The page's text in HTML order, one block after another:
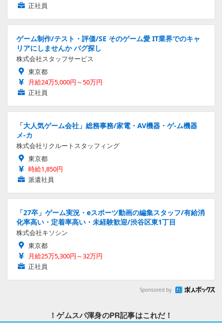
正社員
ゲーム制作/テスト・評価/SE そのゲーム愛 IT業界でのキャ
リアにしませんか バグ探し
株式会社スタッフサービス
東京都
月給24万5,000円～50万円
正社員
「大人気ゲーム会社」総務事務/家電・AV機器・ゲ-ム機器
メ-カ
株式会社リクルートスタッフィング
東京都
時給1,850円
派遣社員
「27卒」ゲーム実況・eスポーツ動画の編集スタッフ/有給消
化率高い・定着率高い・未経験歓迎/渋谷区東1丁目
株式会社キソシン
東京都
月給25万5,300円～32万円
正社員
Sponsored by
！ゲムスパ渾身のPR記事はこれだ！